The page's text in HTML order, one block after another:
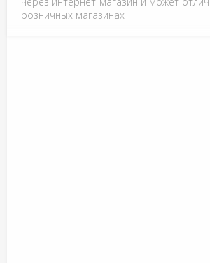
розничных магазинах